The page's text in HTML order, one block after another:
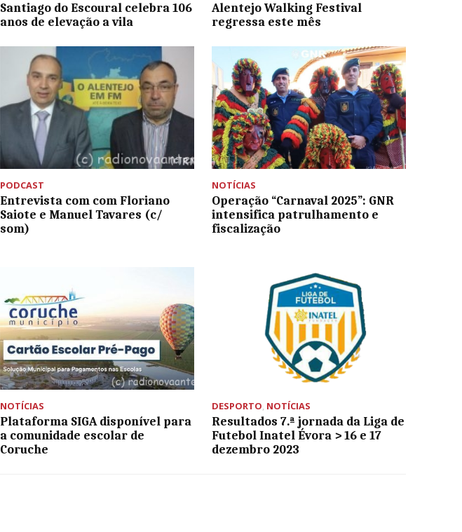
Santiago do Escoural celebra 106
anos de elevação a vila
Alentejo Walking Festival
regressa este mês
PODCAST
Entrevista com com Floriano
Saiote e Manuel Tavares (c/
som)
NOTÍCIAS
Operação “Carnaval 2025”: GNR
intensifica patrulhamento e
fiscalização
NOTÍCIAS
Plataforma SIGA disponível para
a comunidade escolar de
Coruche
DESPORTO, NOTÍCIAS
Resultados 7.ª jornada da Liga de
Futebol Inatel Évora > 16 e 17
dezembro 2023